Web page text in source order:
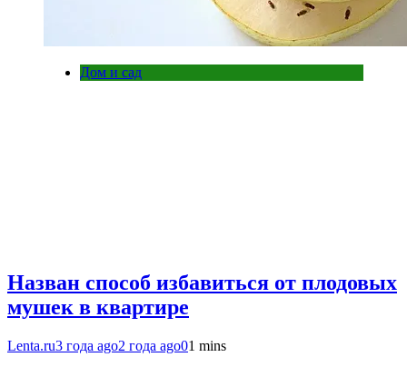
Дом и сад
Назван способ избавиться от плодовых
мушек в квартире
Lenta.ru3 года ago2 года ago01 mins